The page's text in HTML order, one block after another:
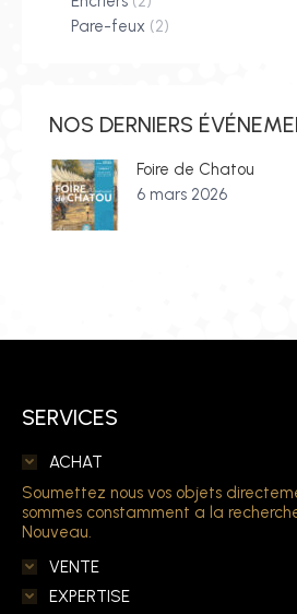
Pare-feux (2)
NOS DERNIERS
Foire de Chatou
6 mars 2026
SERVICES
ACHAT
Soumettez nous vos objets
sommes constamment a la
Nouveau.
VENTE
EXPERTISE